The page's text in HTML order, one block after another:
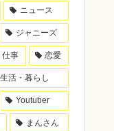
ニュース
ジャニーズ
仕事 恋愛
生活・暮らし
Youtuber
まんさん